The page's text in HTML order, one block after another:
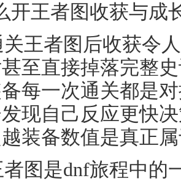
开王者图收获与成
关王者图后收获令
至直接掉落完整
每一次通关都是
现自己反应更快
装备数值是真正
图是dnf旅程中的